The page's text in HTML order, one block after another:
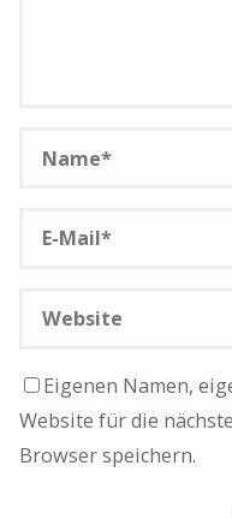
Eigenen Namen,
Website für die
Browser speichern.